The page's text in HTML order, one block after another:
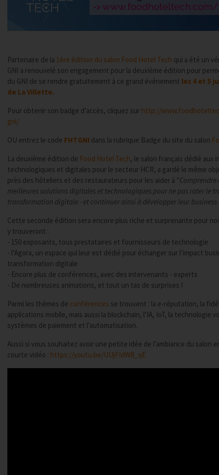
Partenaire de la 1ère édition du salon Food Hotel Tech qui a été un
GNI a renouvelé son engagement pour la deuxième édition pour
du GNI de se rendre gratuitement à ce grand événement les 4 et 5
de La Villette.
Pour obtenir son badge d’accès, cliquez sur http://
gni/
OU entrez le code FHTGNI dans la rubrique Badge du site du salon
La deuxième édition de Food Hotel Tech, le salon français dédié aux
technologiques et digitales pour le secteur HCR, a gardé le même
près des hôteliers et des restaurateurs pour les aider à "
meilleures solutions digitales et technologiques pour ne pas rater le
transformation digitale - et continuer ainsi à développer leur business
Cette seconde édition sera encore plus riche et surprenante pour
y trouveront :
- 150 exposants, tous prestataires et fournisseurs de technologie
- l’Agora, un espace qui leur est dédié pour échanger sur l’impact
transformation digitale
- Encore plus de conférences, avec des intervenants - experts
- De nombreuses animations, et tout un tas de surprises !
Parmi les thèmes de conférences se trouvent : la e-réputation, la
applications mobile, mais aussi la blockchain, l’IA, IoT, la technologie
systèmes de paiement et l’automatisation.
Aussi si vous souhaitez avoir une petite idée de l’ambiance du salon
courte vidéo : https://youtu.be/UUjFIdW8_qE